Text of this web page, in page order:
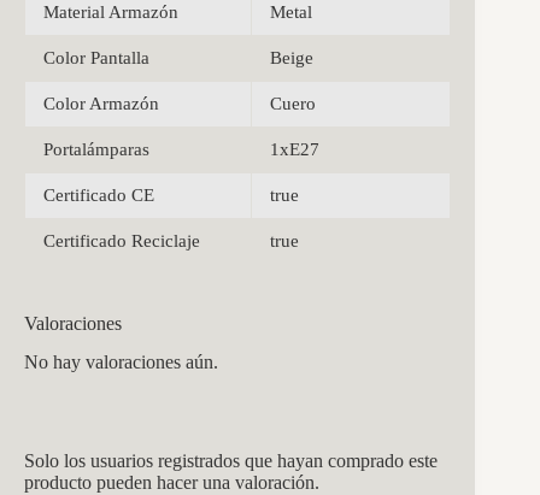
Material Armazón Metal
Color Pantalla Beige
Color Armazón Cuero
Portalámparas 1xE27
Certificado CE true
Certificado Reciclaje true
Valoraciones
No hay valoraciones aún.
Solo los usuarios registrados que hayan comprado este
producto pueden hacer una valoración.